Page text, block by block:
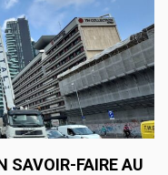
SAVOIR-FAIRE AU